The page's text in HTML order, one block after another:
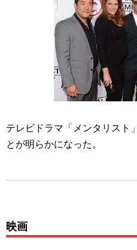
テレビドラマ「メンタリスト
とが明らかになった。
映画